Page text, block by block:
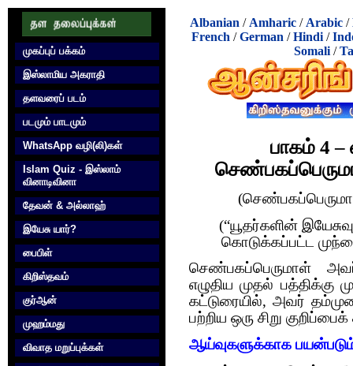
முகப்புப் பக்கம்
இஸ்லாமிய அகராதி
தளவரைப் படம்
படமும் பாடமும்
WhatsApp வழி(லி)கள்
Islam Quiz - இஸ்லாம்
வினாடிவினா
தேவன் & அல்லாஹ்
இயேசு யார்?
பைபிள்
கிறிஸ்தவம்
குர்‍ஆன்
முஹம்மது
விவாத மறுப்புக்கள்
Albanian / Amharic / Arabic /
French /German /Hindi /
Somali/
பாகம் 4
(“யூதர்களின்
கொடுக்கப்பட்ட
செண்பகப்பெருமாள்
எழுதிய முதல்
கட்டுரையில், அவர்
பற்றிய‌ ஒரு சிறு
ஆய்வுகளுக்காக